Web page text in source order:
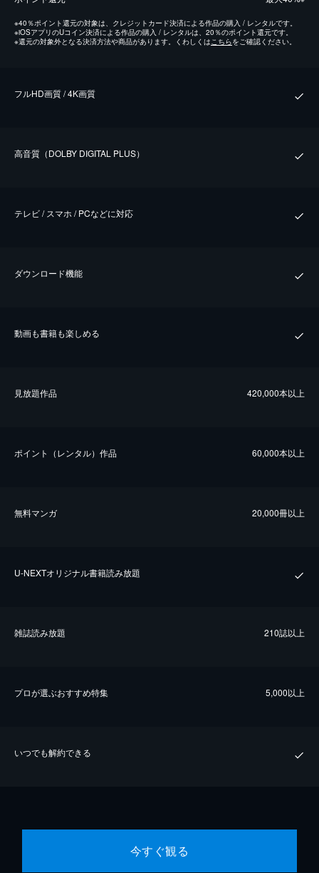
※40％ポイント還元の対象は、クレジットカード決済による作品の購入 / レンタルです。
※iOSアプリのUコイン決済による作品の購入 / レンタルは、20％のポイント還元です。
※還元の対象外となる決済方法や商品があります。くわしくはこちらをご確認ください。
フルHD画質 / 4K画質
⾼⾳質（DOLBY DIGITAL PLUS）
テレビ / スマホ / PCなどに対応
ダウンロード機能
動画も書籍も楽しめる
⾒放題作品 420,000本以上
ポイント（レンタル）作品 60,000本以上
無料マンガ 20,000冊以上
U-NEXTオリジナル書籍読み放題
雑誌読み放題 210誌以上
プロが選ぶおすすめ特集 5,000以上
いつでも解約できる
今すぐ観る